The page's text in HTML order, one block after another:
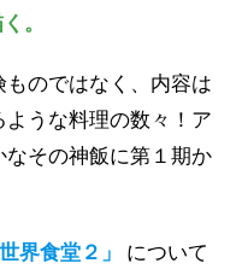
。
のではなく、内容は
うな料理の数々！ア
その神飯に第１期か
世界食堂２」
について